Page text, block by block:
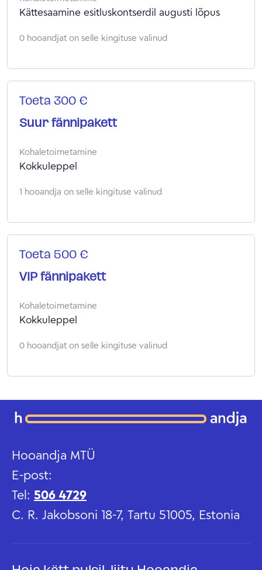
Kättesaamine esitluskontserdil augusti lõpus
0 hooandjat on selle kingituse valinud
Toeta 300 €
Suur fännipakett
Kohaletoimetamine
Kokkuleppel
1 hooandja on selle kingituse valinud
Toeta 500 €
VIP fännipakett
Kohaletoimetamine
Kokkuleppel
0 hooandjat on selle kingituse valinud
Hooandja MTÜ
E-post:
Tel: 506 4729
C. R. Jakobsoni 18-7, Tartu 51005, Estonia